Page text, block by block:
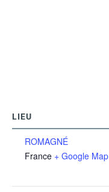
LIEU
ROMAGNÉ
France + Google Map